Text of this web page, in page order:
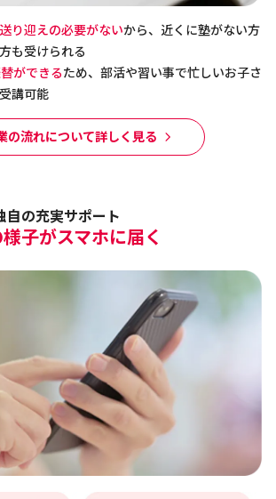
り迎えの必要がないから、近くに塾がない方
も受けられる
ができるため、部活や習い事で忙しいお子さ
講可能
の流れについて詳しく見る
自の充実サポート
子がスマホに届く